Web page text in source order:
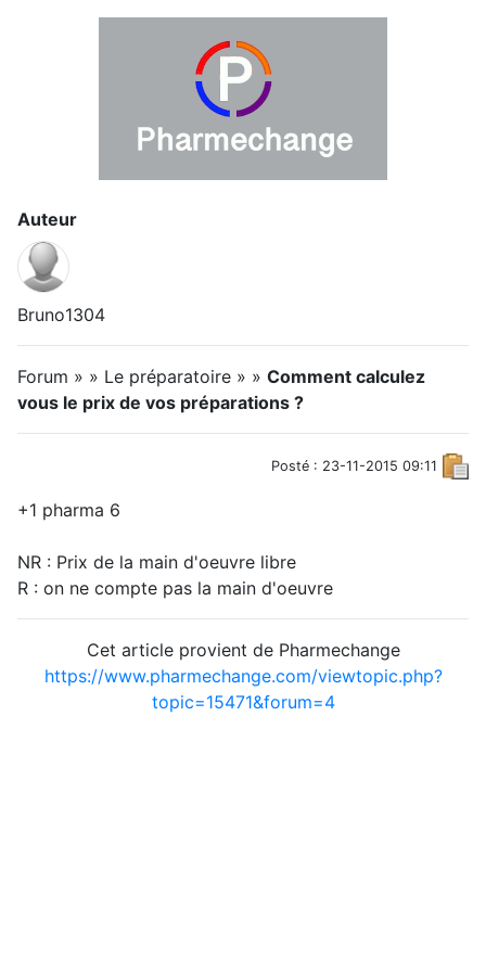
Auteur
Bruno1304
Forum » » Le préparatoire » » Comment calculez
vous le prix de vos préparations ?
Posté : 23-11-2015 09:11
+1 pharma 6
NR : Prix de la main d'oeuvre libre
R : on ne compte pas la main d'oeuvre
Cet article provient de Pharmechange
https://www.pharmechange.com/viewtopic.php?
topic=15471&forum=4